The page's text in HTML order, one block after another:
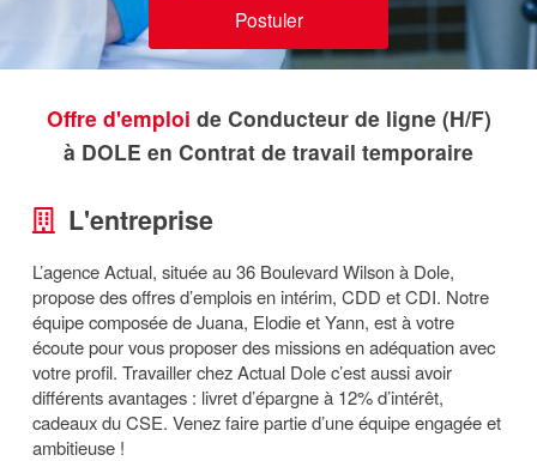
Postuler
Offre d'emploi de Conducteur de ligne (H/F)
à DOLE en Contrat de travail temporaire
L'entreprise
L’agence Actual, située au 36 Boulevard Wilson à Dole,
propose des offres d’emplois en intérim, CDD et CDI. Notre
équipe composée de Juana, Elodie et Yann, est à votre
écoute pour vous proposer des missions en adéquation avec
votre profil. Travailler chez Actual Dole c’est aussi avoir
différents avantages : livret d’épargne à 12% d’intérêt,
cadeaux du CSE. Venez faire partie d’une équipe engagée et
ambitieuse !